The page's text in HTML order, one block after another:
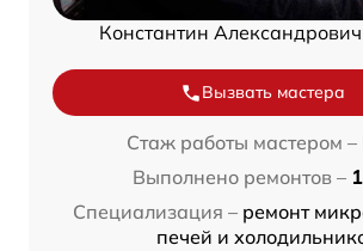
Константин
Вызвать мастера
Стаж работы мастером –
Выполнено ремонтов –
Специализация – ремонт
печей и